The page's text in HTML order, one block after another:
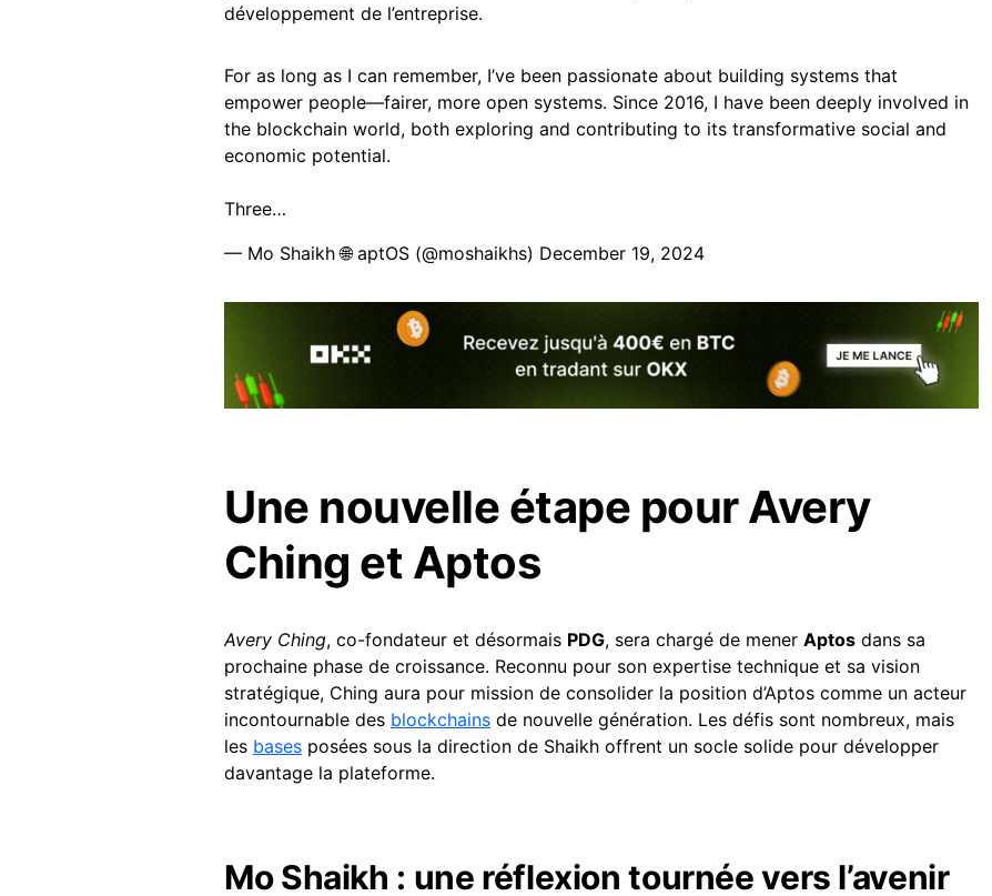
développement de l’entreprise.
For as long as I can remember, I’ve been passionate about building systems that
empower people—fairer, more open systems. Since 2016, I have been deeply involved in
the blockchain world, both exploring and contributing to its transformative social and
economic potential.
Three…
— Mo Shaikh 🌐 aptOS (@moshaikhs) December 19, 2024
Une nouvelle étape pour Avery
Ching et Aptos
Avery Ching, co-fondateur et désormais PDG, sera chargé de mener Aptos dans sa
prochaine phase de croissance. Reconnu pour son expertise technique et sa vision
stratégique, Ching aura pour mission de consolider la position d’Aptos comme un acteur
incontournable des blockchains de nouvelle génération. Les défis sont nombreux, mais
les bases posées sous la direction de Shaikh offrent un socle solide pour développer
davantage la plateforme.
Mo Shaikh : une réflexion tournée vers l’avenir